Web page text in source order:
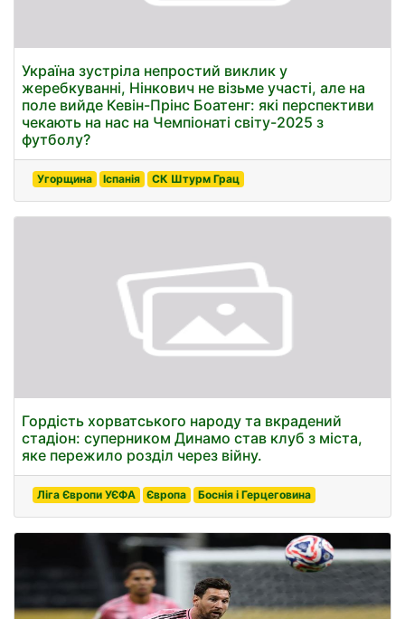
Україна зустріла непростий виклик у
жеребкуванні, Нінкович не візьме участі, але на
поле вийде Кевін-Прінс Боатенг: які перспективи
чекають на нас на Чемпіонаті світу-2025 з
футболу?
Угорщина Іспанія СК Штурм Грац
Гордість хорватського народу та вкрадений
стадіон: суперником Динамо став клуб з міста,
яке пережило розділ через війну.
Ліга Європи УЄФА Європа Боснія і Герцеговина